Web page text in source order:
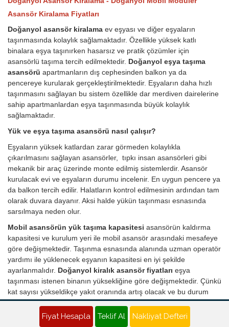
Asansör Kiralama Fiyatları
Doğanyol asansör kiralama ev eşyası ve diğer eşyaların
taşınmasında kolaylık sağlamaktadır. Özellikle yüksek katlı
binalara eşya taşınırken hasarsız ve pratik çözümler için
asansörlü taşıma tercih edilmektedir. Doğanyol eşya taşıma
asansörü apartmanların dış cephesinden balkon ya da
pencereye kurularak gerçekleştirilmektedir. Eşyaların daha hızlı
taşınmasını sağlayan bu sistem özellikle dar merdiven dairelerine
sahip apartmanlardan eşya taşınmasında büyük kolaylık
sağlamaktadır.
Yük ve eşya taşıma asansörü nasıl çalışır?
Eşyaların yüksek katlardan zarar görmeden kolaylıkla
çıkarılmasını sağlayan asansörler, tıpkı insan asansörleri gibi
mekanik bir araç üzerinde monte edilmiş sistemlerdir. Asansör
kurulacak evi ve eşyaların durumu incelenir. En uygun pencere ya
da balkon tercih edilir. Halatların kontrol edilmesinin ardından tam
olarak duvara dayanır. Aksi halde yükün taşınması esnasında
sarsılmaya neden olur.
Mobil asansörün yük taşıma kapasitesi asansörün kaldırma
kapasitesi ve kurulum yeri ile mobil asansör arasındaki mesafeye
göre değişmektedir. Taşınma esnasında alanında uzman operatör
yardımı ile yüklenecek eşyanın kapasitesi en iyi şekilde
ayarlanmalıdır. Doğanyol kiralık asansör fiyatları eşya
taşınması istenen binanın yüksekliğine göre değişmektedir. Çünkü
kat sayısı yükseldikçe yakıt oranında artış olacak ve bu durum
fiyatlara yansıyacaktır. Her türlü malzemenin taşınmasında en
etkili ve pratik çözümü sunan asansör kiralama ile artık nakliye
süreci stressiz ve sorunsuz şekilde giderilmektedir.
Fiyat Hesapla Teklif Al Nakliyat Defteri